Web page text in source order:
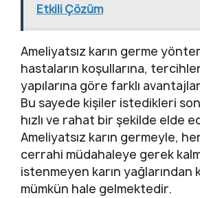
Etkili Çözüm
Ameliyatsız karın germe
hastaların koşullarına,
yapılarına göre farklı
Bu sayede kişiler istedikleri
hızlı ve rahat bir şekilde elde
Ameliyatsız karın germeyle,
cerrahi müdahaleye gerek
istenmeyen karın yağlarından
mümkün hale gelmektedir.